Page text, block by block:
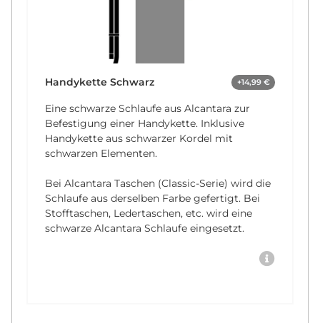
Handykette Schwarz +14,99 €
Eine schwarze Schlaufe aus Alcantara zur
Befestigung einer Handykette. Inklusive
Handykette aus schwarzer Kordel mit
schwarzen Elementen.
Bei Alcantara Taschen (Classic-Serie) wird die
Schlaufe aus derselben Farbe gefertigt. Bei
Stofftaschen, Ledertaschen, etc. wird eine
schwarze Alcantara Schlaufe eingesetzt.